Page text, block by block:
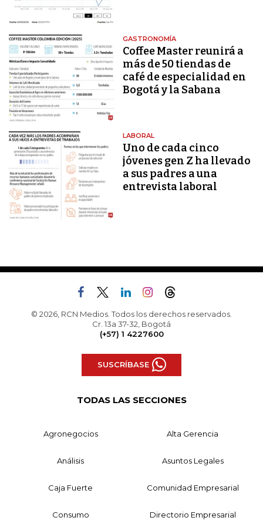
GASTRONOMÍA
Coffee Master reunirá a
más de 50 tiendas de
café de especialidad en
Bogotá y la Sabana
LABORAL
Uno de cada cinco
jóvenes gen Z ha llevado
a sus padres a una
entrevista laboral
© 2026, RCN Medios. Todos los derechos reservados.
Cr. 13a 37-32, Bogotá
(+57) 1 4227600
SUSCRÍBASE
TODAS LAS SECCIONES
Agronegocios Alta Gerencia
Análisis Asuntos Legales
Caja Fuerte Comunidad Empresarial
Consumo Directorio Empresarial